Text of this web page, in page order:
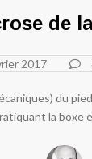
de
2017
du
la boxe